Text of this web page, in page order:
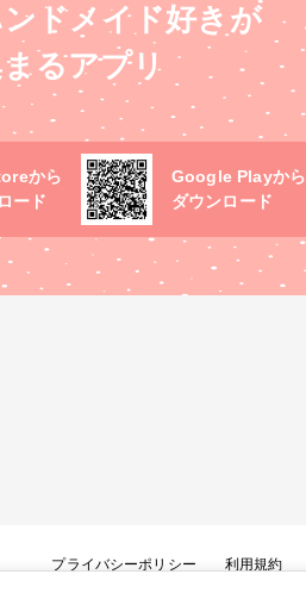
ドメイド好きが
るアプリ
から
ード
Google Playから
ダウンロード
プライバシーポリシー 利用規約